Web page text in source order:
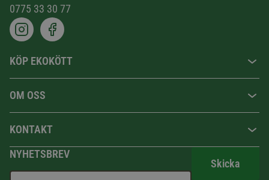
0775 33 30 77
KÖP EKOKÖTT
OM OSS
KONTAKT
NYHETSBREV
Skicka